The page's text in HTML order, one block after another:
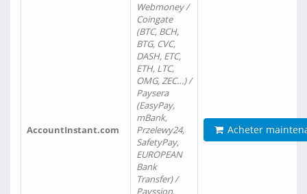
AccountInstant.com
Webmoney /
Coingate
(BTC, BCH,
BTG, CVC,
DASH, ETC,
ETH, LTC,
OMG, ZEC…) /
Paysera
(EasyPay,
mBank,
Przelewy24,
SafetyPay,
EUROPEAN
Bank
Transfer) /
Payssion,
Acheter